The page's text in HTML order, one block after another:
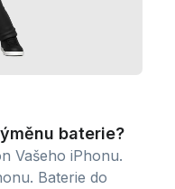
baterie?
Vašeho iPhonu.
Baterie do